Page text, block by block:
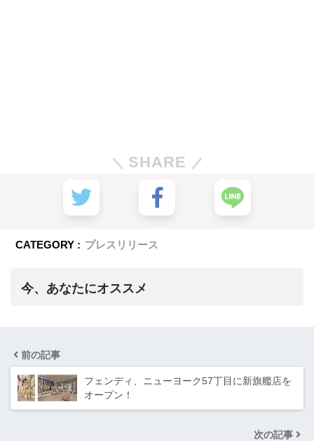
SHARE
CATEGORY : プレスリリース
今、あなたにオススメ
前の記事
フェンディ、ニューヨーク57丁目に新旗艦店を
オープン！
次の記事